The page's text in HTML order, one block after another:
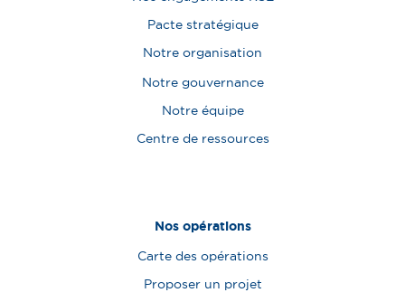
Pacte stratégique
Notre organisation
Notre gouvernance
Notre équipe
Centre de ressources
Nos opérations
Carte des opérations
Proposer un projet